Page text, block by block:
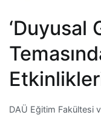
‘Duyusal
DAÜ Eğitim Fakültesi